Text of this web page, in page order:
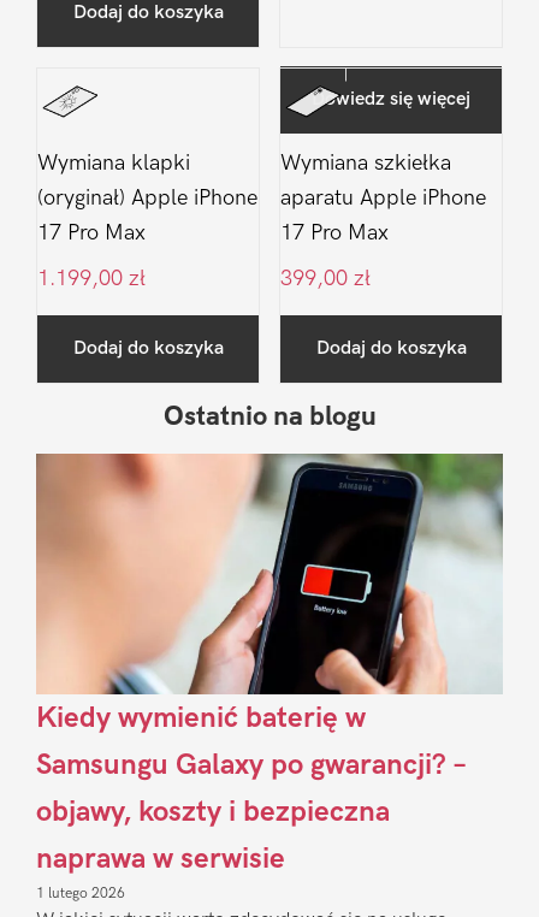
Dodaj do koszyka
Dowiedz się więcej
Wymiana klapki
(oryginał) Apple iPhone
17 Pro Max
1.199,00 zł
Dodaj do koszyka
Wymiana szkiełka
aparatu Apple iPhone
17 Pro Max
399,00 zł
Dodaj do koszyka
Sidebar
Ostatnio na blogu
Kiedy wymienić baterię w
Samsungu Galaxy po gwarancji? –
objawy, koszty i bezpieczna
naprawa w serwisie
1 lutego 2026